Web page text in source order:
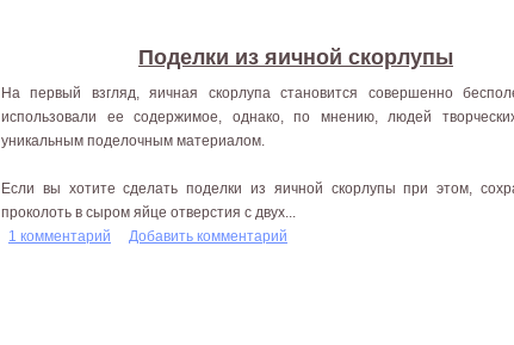
Поделки из яичной скорлупы
На первый взгляд, яичная скорлупа становится совершенно
использовали ее содержимое, однако, по мнению, людей
уникальным поделочным материалом.
Если вы хотите сделать поделки из яичной скорлупы при этом,
проколоть в сыром яйце отверстия с двух...
1 комментарий
Добавить комментарий